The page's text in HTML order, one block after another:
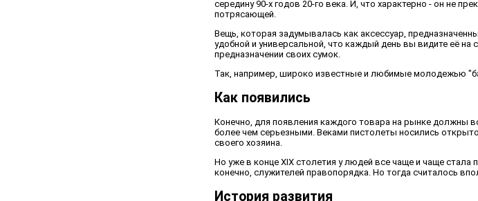
середину 90-х годов 20-го века. И, что характерно - он не
потрясающей.
Вещь, которая задумывалась как аксессуар,
удобной и универсальной, что каждый день вы видите её
предназначении своих сумок.
Так, например, широко известные и любимые молодежью
Как появились
Конечно, для появления каждого товара на рынке должны
более чем серьезными. Веками пистолеты носились
своего хозяина.
Но уже в конце XIX столетия у людей все чаще и чаще
конечно, служителей правопорядка. Но тогда считалось
История развития